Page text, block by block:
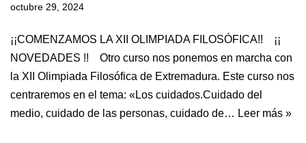
octubre 29, 2024
¡¡COMENZAMOS LA XII OLIMPIADA FILOSÓFICA!! ¡¡
NOVEDADES !! Otro curso nos ponemos en marcha con
la XII Olimpiada Filosófica de Extremadura. Este curso nos
centraremos en el tema: «Los cuidados.Cuidado del
medio, cuidado de las personas, cuidado de… Leer más »